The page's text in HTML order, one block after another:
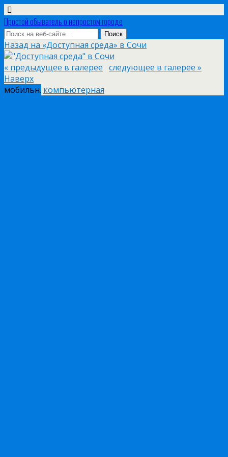
Простой обыватель о непростом городе
Назад на «Доступная среда» в Сочи
« предыдущее в галерее следующее в галерее »
Наверх
мобильн. компьютерная